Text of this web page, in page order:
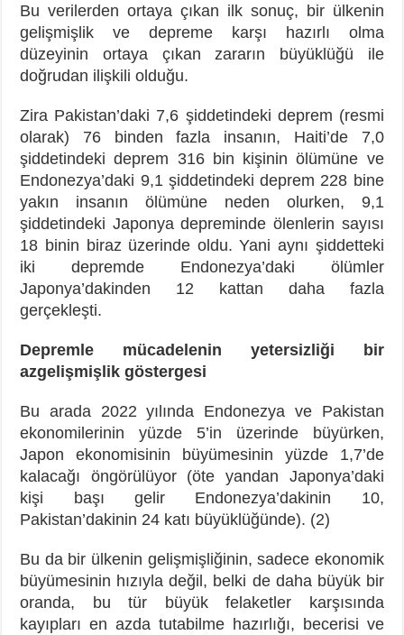
Bu verilerden ortaya çıkan ilk sonuç, bir ülkenin
gelişmişlik ve depreme karşı hazırlı olma
düzeyinin ortaya çıkan zararın büyüklüğü ile
doğrudan ilişkili olduğu.
Zira Pakistan’daki 7,6 şiddetindeki deprem (resmi
olarak) 76 binden fazla insanın, Haiti’de 7,0
şiddetindeki deprem 316 bin kişinin ölümüne ve
Endonezya’daki 9,1 şiddetindeki deprem 228 bine
yakın insanın ölümüne neden olurken, 9,1
şiddetindeki Japonya depreminde ölenlerin sayısı
18 binin biraz üzerinde oldu. Yani aynı şiddetteki
iki depremde Endonezya’daki ölümler
Japonya’dakinden 12 kattan daha fazla
gerçekleşti.
Depremle mücadelenin yetersizliği bir
azgelişmişlik göstergesi
Bu arada 2022 yılında Endonezya ve Pakistan
ekonomilerinin yüzde 5’in üzerinde büyürken,
Japon ekonomisinin büyümesinin yüzde 1,7’de
kalacağı öngörülüyor (öte yandan Japonya’daki
kişi başı gelir Endonezya’dakinin 10,
Pakistan’dakinin 24 katı büyüklüğünde). (2)
Bu da bir ülkenin gelişmişliğinin, sadece ekonomik
büyümesinin hızıyla değil, belki de daha büyük bir
oranda, bu tür büyük felaketler karşısında
kayıpları en azda tutabilme hazırlığı, becerisi ve